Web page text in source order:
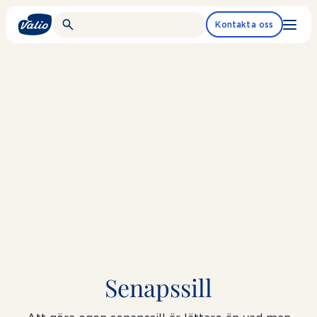
Kontakta oss
Senapssill